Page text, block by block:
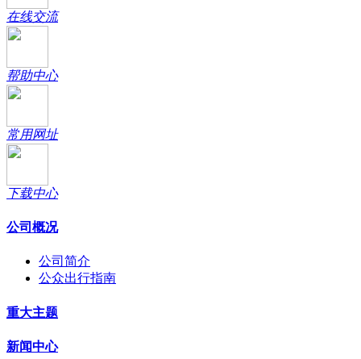
在线交流
帮助中心
常用网址
下载中心
公司概况
公司简介
公众出行指南
重大主题
新闻中心